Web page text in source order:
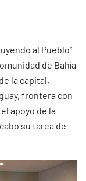
al Pueblo”
de Bahía
la capital,
frontera con
apoyo de la
su tarea de